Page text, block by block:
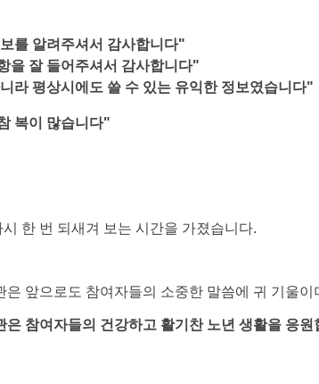
를 알려주셔서 감사합니다"
을 잘 들어주셔서 감사합니다"
라 평상시에도 쓸 수 있는 유익한 정보였습니다"
복이 많습니다"
한 번 되새겨 보는 시간을 가졌습니다.
은 앞으로도 참여자들의 소중한 말씀에 귀 기울
은 참여자들의 건강하고 활기찬 노년 생활을 응원